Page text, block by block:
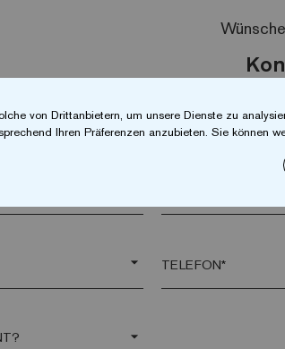
NACHNAME*
arrow_drop_down TELEFON*
arrow_drop_down
von Drittanbietern, um unsere Dienste zu
Ihren Präferenzen anzubieten. Sie können